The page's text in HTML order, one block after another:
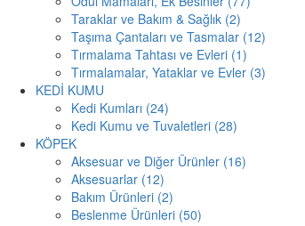
Taraklar ve Bakım & Sağlık (2)
Taşıma Çantaları ve Tasmalar (12)
Tırmalama Tahtası ve Evleri (1)
Tırmalamalar, Yataklar ve Evler (3)
KEDİ KUMU
Kedi Kumları (24)
Kedi Kumu ve Tuvaletleri (28)
KÖPEK
Aksesuar ve Diğer Ürünler (16)
Aksesuarlar (12)
Bakım Ürünleri (2)
Beslenme Ürünleri (50)